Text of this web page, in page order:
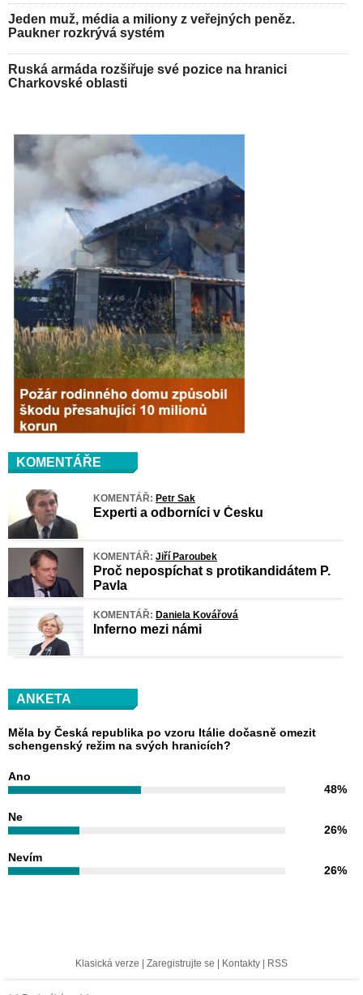
Jeden muž, média a miliony z veřejných peněz.
Paukner rozkrývá systém
Ruská armáda rozšiřuje své pozice na hranici
Charkovské oblasti
KOMENTÁŘE
KOMENTÁŘ: Petr Sak
Experti a odborníci v Česku
KOMENTÁŘ: Jiří Paroubek
Proč nepospíchat s protikandidátem P.
Pavla
KOMENTÁŘ: Daniela Kovářová
Inferno mezi námi
ANKETA
Měla by Česká republika po vzoru Itálie dočasně omezit
schengenský režim na svých hranicích?
Ano
48%
Ne
26%
Nevím
26%
Klasická verze Zaregistrujte se Kontakty RSS